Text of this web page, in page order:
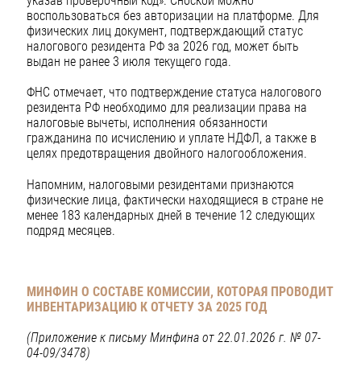
воспользоваться без авторизации на платформе. Для
физических лиц документ, подтверждающий статус
налогового резидента РФ за 2026 год, может быть
выдан не ранее 3 июля текущего года.
ФНС отмечает, что подтверждение статуса налогового
резидента РФ необходимо для реализации права на
налоговые вычеты, исполнения обязанности
гражданина по исчислению и уплате НДФЛ, а также в
целях предотвращения двойного налогообложения.
Напомним, налоговыми резидентами признаются
физические лица, фактически находящиеся в стране не
менее 183 календарных дней в течение 12 следующих
подряд месяцев.
МИНФИН О СОСТАВЕ КОМИССИИ, КОТОРАЯ ПРОВОДИТ
ИНВЕНТАРИЗАЦИЮ К ОТЧЕТУ ЗА 2025 ГОД
(Приложение к письму Минфина от 22.01.2026 г. № 07-
04-09/3478)